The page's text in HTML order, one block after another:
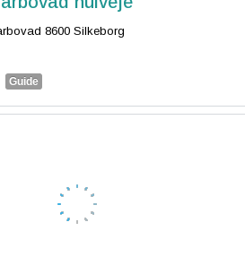
8600 Silkeborg
Guide